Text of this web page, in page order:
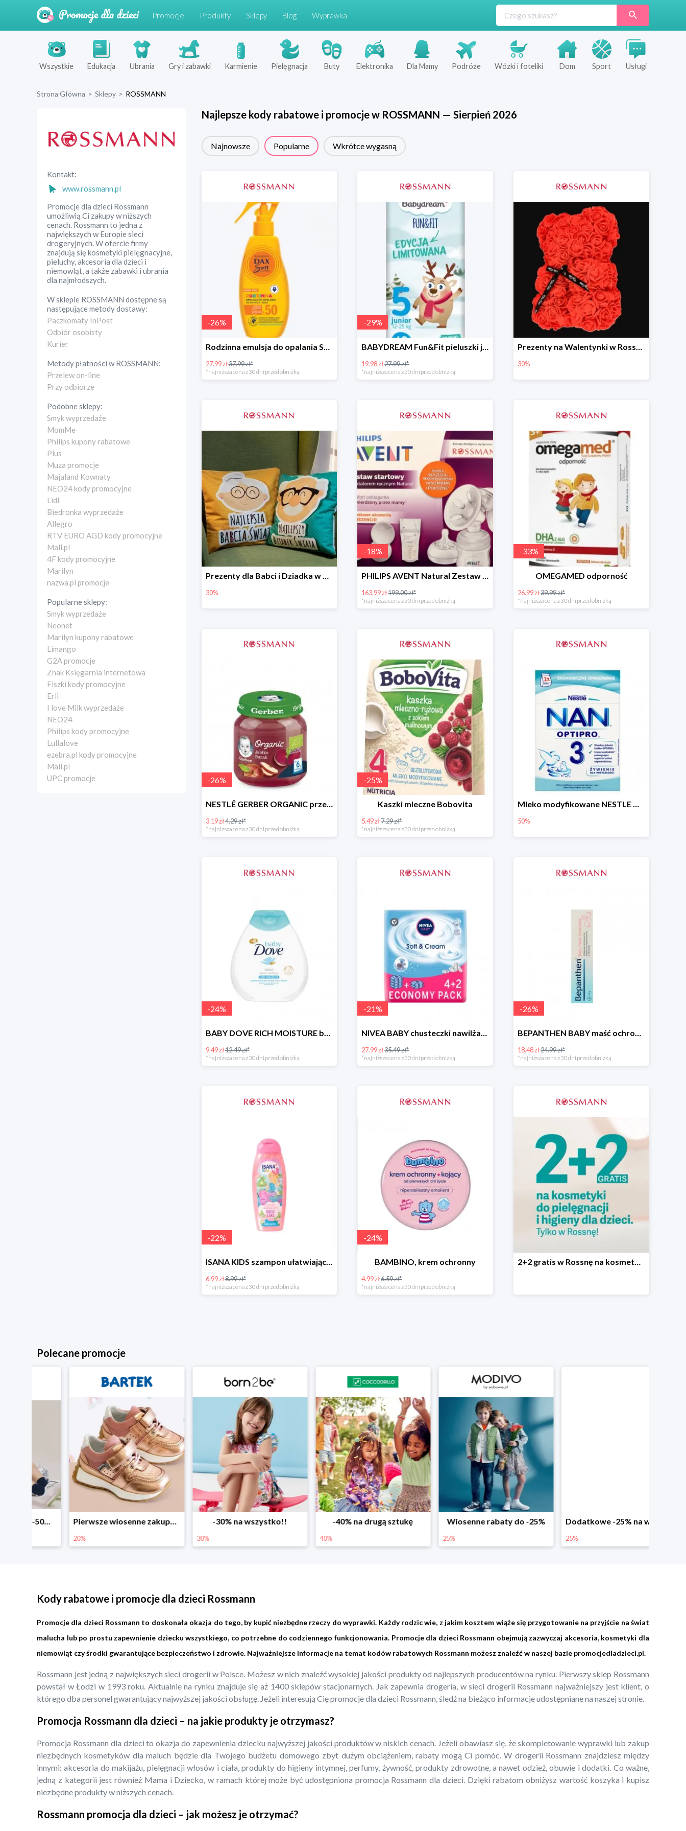
Promocje Produkty Sklepy Blog Wyprawka
Wszystkie Edukacja Ubrania Gry i zabawki Karmienie Pielęgnacja Buty Elektronika Dla Mamy Podróże Wózki i foteliki Dom Sport Usługi
Strona Główna > Sklepy > ROSSMANN
Kontakt:
www.rossmann.pl
Promocje dla dzieci Rossmann
umożliwią Ci zakupy w niższych
cenach. Rossmann to jedna z
największych w Europie sieci
drogeryjnych. W ofercie firmy
znajdują się kosmetyki pielęgnacyjne,
pieluchy, akcesoria dla dzieci i
niemowląt, a także zabawki i ubrania
dla najmłodszych.
W sklepie ROSSMANN dostępne są
następujące metody dostawy:
Paczkomaty InPost
Odbiór osobisty
Kurier
Metody płatności wROSSMANN:
Przelew on-line
Przy odbiorze
Podobne sklepy:
Smyk wyprzedaże
MomMe
Philips kupony rabatowe
Plus
Muza promocje
Majaland Kownaty
NEO24 kody promocyjne
Lidl
Biedronka wyprzedaże
Allegro
RTV EURO AGD kody promocyjne
Mall.pl
4F kody promocyjne
Marilyn
nazwa.pl promocje
Popularne sklepy:
Smyk wyprzedaże
Neonet
Marilyn kupony rabatowe
Limango
G2A promocje
Znak Księgarnia internetowa
Fiszki kody promocyjne
Erli
I love Milk wyprzedaże
NEO24
Philips kody promocyjne
Lullalove
ezebra.pl kody promocyjne
Mall.pl
UPC promocje
Najlepsze kody rabatowe i promocje w ROSSMANN — Sierpień 2026
Najnowsze Popularne Wkrótce wygasną
-26%
Rodzinna emulsja do opalania SPF 50
27.99 zł37.99 zł*
*najniższa cena z 30 dni przed obniżką
-29%
BABYDREAM Fun&Fit pieluszki jednorazowe Junior 5
19.98 zł27.99 zł*
*najniższa cena z 30 dni przed obniżką
Prezenty na Walentynki w Rossmannie do -30%
30%
Prezenty dla Babci i Dziadka w Rossmannie do -30%
30%
-18%
PHILIPS AVENT Natural Zestaw Startowy
163.99 zł199.00 zł*
*najniższa cena z 30 dni przed obniżką
-33%
OMEGAMED odporność
26.99 zł39.99 zł*
*najniższa cena z 30 dni przed obniżką
-26%
NESTLÉ GERBER ORGANIC przeciery i deserki owocowe
3.19 zł4.29 zł*
*najniższa cena z 30 dni przed obniżką
-25%
Kaszki mleczne Bobovita
5.49 zł7.29 zł*
*najniższa cena z 30 dni przed obniżką
Mleko modyfikowane NESTLE NAN OPTIPRO 3 -50%
50%
-24%
BABY DOVE RICH MOISTURE balsam nawilżający
9.49 zł12.49 zł*
*najniższa cena z 30 dni przed obniżką
-21%
NIVEA BABY chusteczki nawilżane
27.99 zł35.49 zł*
*najniższa cena z 30 dni przed obniżką
-26%
BEPANTHEN BABY maść ochronna
18.48 zł24.99 zł*
*najniższa cena z 30 dni przed obniżką
-22%
ISANA KIDS szampon ułatwiający rozczesywanie 200 ml
6.99 zł8.99 zł*
*najniższa cena z 30 dni przed obniżką
-24%
BAMBINO, krem ochronny
4.99 zł6.59 zł*
*najniższa cena z 30 dni przed obniżką
2+2 gratis w Rossnę na kosmetyki do pielęgnacji i higieny dla dzieci
Polecane promocje
Pierwsze wiosenne zakupy -20% -30% na wszystko!! -40% na drugą sztukę Wiosenne rabaty do -25% Dodatkowe -25% na wiosenne nowości
Kody rabatowe i promocje dla dzieci Rossmann
Promocje dla dzieci Rossmann to doskonała okazja do tego, by kupić niezbędne rzeczy do wyprawki. Każdy rodzic wie, z jakim kosztem wiąże się przygotowanie na przyjście na świat
malucha lub po prostu zapewnienie dziecku wszystkiego, co potrzebne do codziennego funkcjonowania. Promocje dla dzieci Rossmann obejmują zazwyczaj akcesoria, kosmetyki dla
niemowląt czy środki gwarantujące bezpieczeństwo i zdrowie. Najważniejsze informacje na temat kodów rabatowych Rossmann możesz znaleźć w naszej bazie promocjedladzieci.pl.
Rossmann jest jedną z największych sieci drogerii w Polsce. Możesz w nich znaleźć wysokiej jakości produkty od najlepszych producentów na rynku. Pierwszy sklep Rossmann
powstał w Łodzi w 1993 roku. Aktualnie na rynku znajduje się aż 1400 sklepów stacjonarnych. Jak zapewnia drogeria, w sieci drogerii Rossmann najważniejszy jest klient, o
którego dba personel gwarantujący najwyższej jakości obsługę. Jeżeli interesują Cię promocje dla dzieci Rossmann, śledź na bieżąco informacje udostępniane na naszej stronie.
Promocja Rossmann dla dzieci – na jakie produkty je otrzymasz?
Promocja Rossmann dla dzieci to okazja do zapewnienia dziecku najwyższej jakości produktów w niskich cenach. Jeżeli obawiasz się, że skompletowanie wyprawki lub zakup
niezbędnych kosmetyków dla maluch będzie dla Twojego budżetu domowego zbyt dużym obciążeniem, rabaty mogą Ci pomóc. W drogerii Rossmann znajdziesz między
innymi: akcesoria do makijażu, pielęgnacji włosów i ciała, produkty do higieny intymnej, perfumy, żywność, produkty zdrowotne, a nawet odzież, obuwie i dodatki. Co ważne,
jedną z kategorii jest również Mama i Dziecko, w ramach której może być udostępniona promocja Rossmann dla dzieci. Dzięki rabatom obniżysz wartość koszyka i kupisz
niezbędne produkty w niższych cenach.
Rossmann promocja dla dzieci – jak możesz je otrzymać?